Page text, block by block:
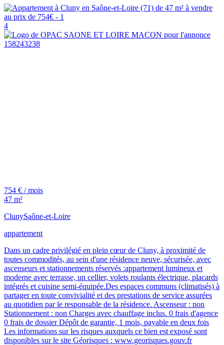
4
754 € / mois
47 m²
ClunySaône-et-Loire
appartement
Dans un cadre privilégié en plein cœur de Cluny, à proximité de
toutes commodités, au sein d'une résidence neuve, sécurisée, avec
ascenseurs et stationnements réservés :appartement lumineux et
moderne avec terrasse, un cellier, volets roulants électrique, placards
intégrés et cuisine semi-équipée.Des espaces communs (climatisés) à
partager en toute convivialité et des prestations de service assurées
au quotidien par le responsable de la résidence. Ascenseur : non
Stationnement : non Charges avec chauffage inclus. 0 frais d'agence
0 frais de dossier Dépôt de garantie, 1 mois, payable en deux fois
Les informations sur les risques auxquels ce bien est exposé sont
disponibles sur le site Géorisques : www.georisques.gouv.fr